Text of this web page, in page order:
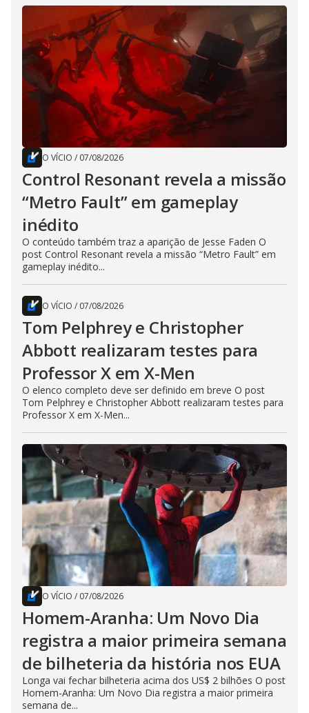
O VÍCIO / 07/08/2026
Control Resonant revela a missão
“Metro Fault” em gameplay
inédito
O conteúdo também traz a aparição de Jesse Faden O
post Control Resonant revela a missão “Metro Fault” em
gameplay inédito...
O VÍCIO / 07/08/2026
Tom Pelphrey e Christopher
Abbott realizaram testes para
Professor X em X-Men
O elenco completo deve ser definido em breve O post
Tom Pelphrey e Christopher Abbott realizaram testes para
Professor X em X-Men...
O VÍCIO / 07/08/2026
Homem-Aranha: Um Novo Dia
registra a maior primeira semana
de bilheteria da história nos EUA
Longa vai fechar bilheteria acima dos US$ 2 bilhões O post
Homem-Aranha: Um Novo Dia registra a maior primeira
semana de...